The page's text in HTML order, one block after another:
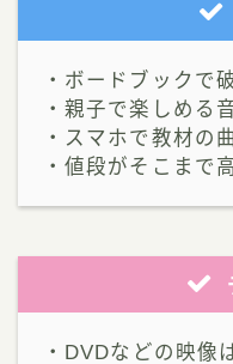
・ボードブックで
・親子で楽しめる
・スマホで教材の
・値段がそこまで
・DVDなどの映像